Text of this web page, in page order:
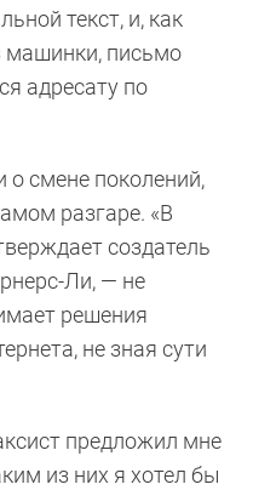
текст, и, как
машинки, письмо
адресату по
о смене поколений,
разгаре. «В
создатель
Ли, — не
решения
не зная сути
предложил мне
из них я хотел бы